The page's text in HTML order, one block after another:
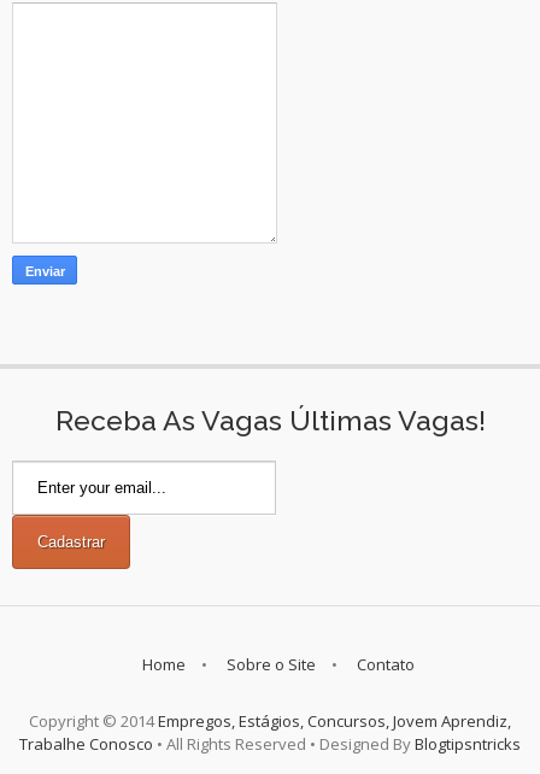
Receba As Vagas Últimas Vagas!
Home Sobre o Site Contato
Copyright © 2014Empregos, Estágios, Concursos, Jovem Aprendiz,
Trabalhe Conosco • All Rights Reserved • Designed ByBlogtipsntricks